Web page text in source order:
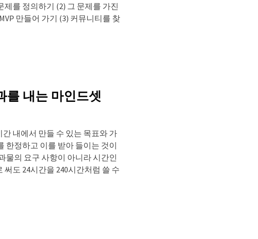
를 정의하기 (2) 그 문제를 가진
만들어 가기 (3) 커뮤니티를 찾
를 내는 마인드셋
내에서 만들 수 있는 목표와 가
한정하고 이를 받아 들이는 것이
물의 요구 사항이 아니라 시간인
도 24시간을 240시간처럼 쓸 수